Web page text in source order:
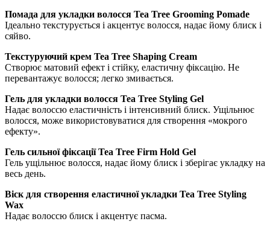
Помада для укладки волосся Tea Tree Grooming Pomade
Ідеально текстурується і акцентує волосся, надає йому блиск і
сяйво.
Текстуруючий крем Tea Tree Shaping Cream
Створює матовий ефект і стійку, еластичну фіксацію. Не
перевантажує волосся; легко змивається.
Гель для укладки волосся Tea Tree Styling Gel
Надає волоссю еластичність і інтенсивний блиск. Ущільнює
волосся, може використовуватися для створення «мокрого
ефекту».
Гель сильної фіксації Tea Tree Firm Hold Gel
Гель ущільнює волосся, надає йому блиск і зберігає укладку на
весь день.
Віск для створення еластичної укладки Tea Tree Styling
Wax
Надає волоссю блиск і акцентує пасма.